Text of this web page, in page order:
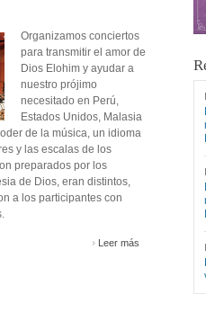
Organizamos conciertos
para transmitir el amor de
Dios Elohim y ayudar a
nuestro prójimo
necesitado en Perú,
Estados Unidos, Malasia
de la música, un idioma
y las escalas de los
preparados por los
de Dios, eran distintos,
a los participantes con
Leer más